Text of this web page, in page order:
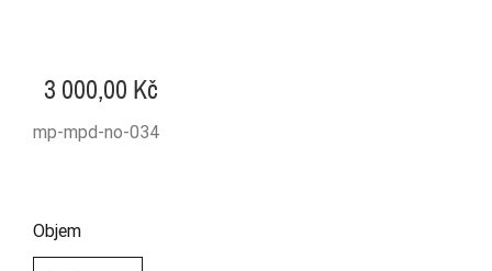
3 000,00 Kč
mp-mpd-no-034
Objem